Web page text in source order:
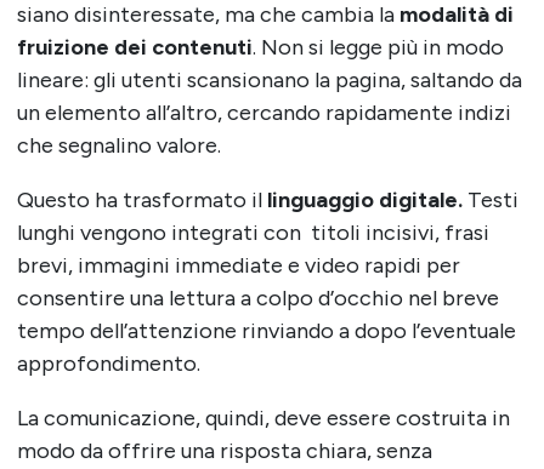
siano disinteressate, ma che cambia la modalità di
fruizione dei contenuti. Non si legge più in modo
lineare: gli utenti scansionano la pagina, saltando da
un elemento all’altro, cercando rapidamente indizi
che segnalino valore.
Questo ha trasformato il linguaggio digitale.Testi
lunghi vengono integrati con titoli incisivi, frasi
brevi, immagini immediate e video rapidi per
consentire una lettura a colpo d’occhio nel breve
tempo dell’attenzione rinviando a dopo l’eventuale
approfondimento.
La comunicazione, quindi, deve essere costruita in
modo da offrire una risposta chiara, senza